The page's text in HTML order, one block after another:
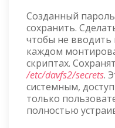
Созданный
сохранить.
чтобы не
каждом
скриптах.
/etc/davfs2/secrets.
системным,
только
полностью